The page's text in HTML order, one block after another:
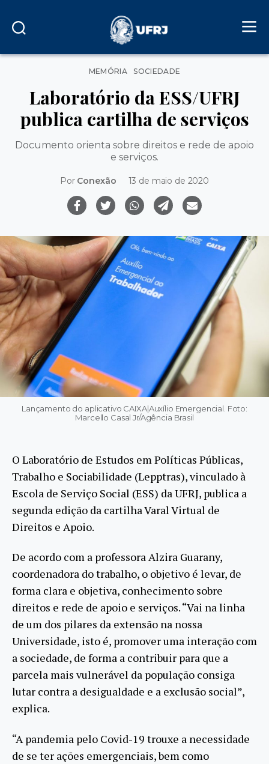
Categorias
MEMÓRIA SOCIEDADE
Laboratório da ESS/UFRJ
publica cartilha de serviços
Documento orienta sobre direitos e rede de apoio
e serviços.
Por Conexão 13 de maio de 2020
Lançamento do aplicativo CAIXA|Auxílio Emergencial. Foto:
Marcello Casal Jr/Agência Brasil
O Laboratório de Estudos em Políticas Públicas,
Trabalho e Sociabilidade (Lepptras), vinculado à
Escola de Serviço Social (ESS) da UFRJ, publica a
segunda edição da cartilha Varal Virtual de
Direitos e Apoio.
De acordo com a professora Alzira Guarany,
coordenadora do trabalho, o objetivo é levar, de
forma clara e objetiva, conhecimento sobre
direitos e rede de apoio e serviços. “Vai na linha
de um dos pilares da extensão na nossa
Universidade, isto é, promover uma interação com
a sociedade, de forma a contribuir para que a
parcela mais vulnerável da população consiga
lutar contra a desigualdade e a exclusão social”,
explica.
“A pandemia pelo Covid-19 trouxe a necessidade
de se ter ações emergenciais, bem como